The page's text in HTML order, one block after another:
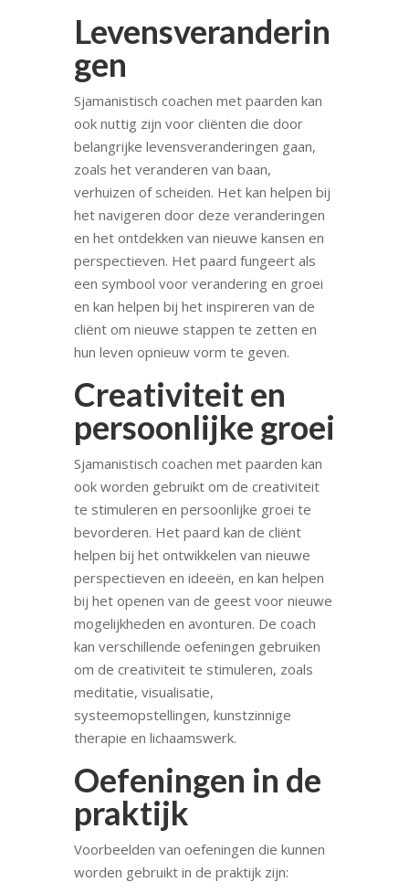
Levensveranderin
gen
Sjamanistisch coachen met paarden kan
ook nuttig zijn voor cliënten die door
belangrijke levensveranderingen gaan,
zoals het veranderen van baan,
verhuizen of scheiden. Het kan helpen bij
het navigeren door deze veranderingen
en het ontdekken van nieuwe kansen en
perspectieven. Het paard fungeert als
een symbool voor verandering en groei
en kan helpen bij het inspireren van de
cliënt om nieuwe stappen te zetten en
hun leven opnieuw vorm te geven.
Creativiteit en
persoonlijke groei
Sjamanistisch coachen met paarden kan
ook worden gebruikt om de creativiteit
te stimuleren en persoonlijke groei te
bevorderen. Het paard kan de cliënt
helpen bij het ontwikkelen van nieuwe
perspectieven en ideeën, en kan helpen
bij het openen van de geest voor nieuwe
mogelijkheden en avonturen. De coach
kan verschillende oefeningen gebruiken
om de creativiteit te stimuleren, zoals
meditatie, visualisatie,
systeemopstellingen, kunstzinnige
therapie en lichaamswerk.
Oefeningen in de
praktijk
Voorbeelden van oefeningen die kunnen
worden gebruikt in de praktijk zijn: